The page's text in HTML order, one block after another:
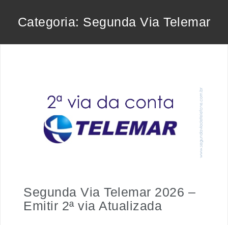
Categoria: Segunda Via Telemar
Segunda Via Telemar 2026 –
Emitir 2ª via Atualizada